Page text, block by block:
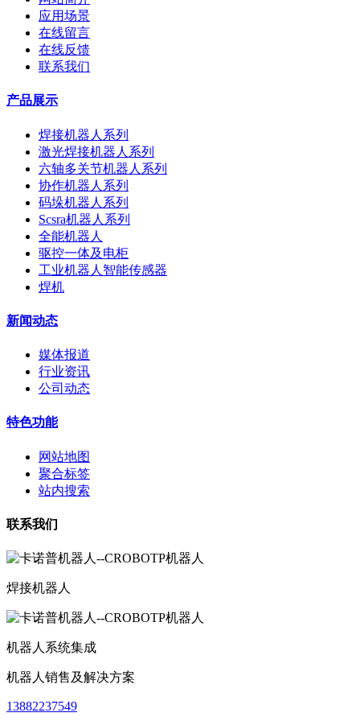
应用场景
在线留言
在线反馈
联系我们
产品展示
焊接机器人系列
激光焊接机器人系列
六轴多关节机器人系列
协作机器人系列
码垛机器人系列
Scsra机器人系列
全能机器人
驱控一体及电柜
工业机器人智能传感器
焊机
新闻动态
媒体报道
行业资讯
公司动态
特色功能
网站地图
聚合标签
站内搜索
联系我们
焊接机器人
机器人系统集成
机器人销售及解决方案
13882237549